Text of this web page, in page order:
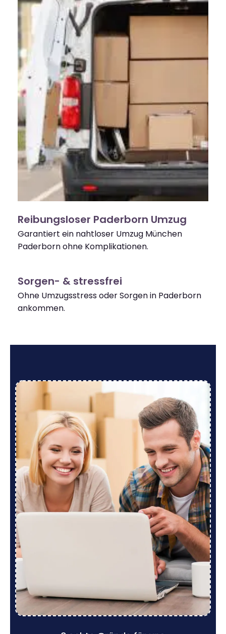
Reibungsloser Paderborn Umzug
Garantiert ein nahtloser Umzug München
Paderborn ohne Komplikationen.
Sorgen- & stressfrei
Ohne Umzugsstress oder Sorgen in Paderborn
ankommen.